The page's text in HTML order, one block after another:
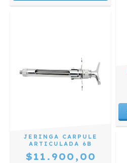
JERINGA CARPULE
ARTICULADA 6B
$11.900,00